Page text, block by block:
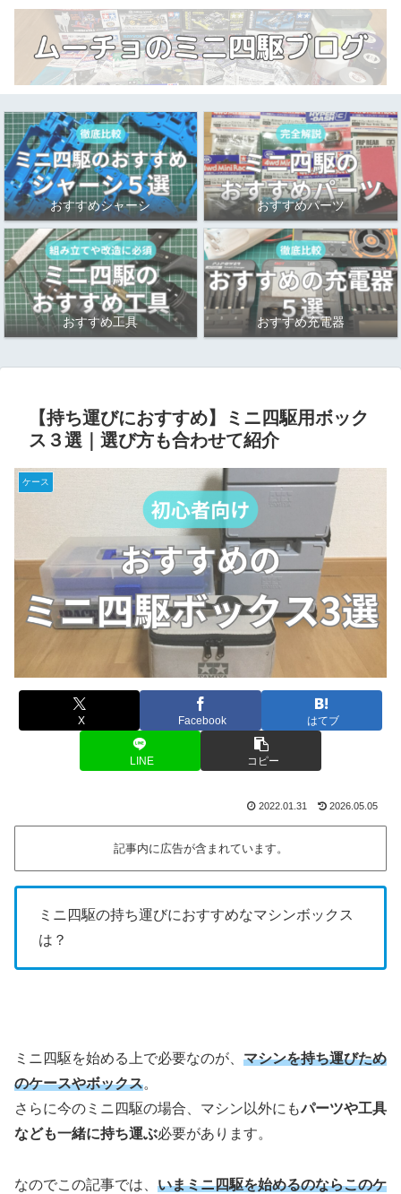
おすすめシャーシ おすすめパーツ
おすすめ工具 おすすめ充電器
【持ち運びにおすすめ】ミニ四駆用ボック
ス３選｜選び方も合わせて紹介
ケース
X Facebook はてブ
LINE コピー
2022.01.31 2026.05.05
記事内に広告が含まれています。
ミニ四駆の持ち運びにおすすめなマシンボックス
は？
ミニ四駆を始める上で必要なのが、 マシンを持ち運びため
のケースやボックス。
さらに今のミニ四駆の場合、マシン以外にもパーツや工具
なども一緒に持ち運ぶ必要があります。
なのでこの記事では、 いまミニ四駆を始めるのならこのケ